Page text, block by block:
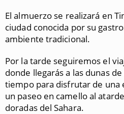
El almuerzo se realizará en
ciudad conocida por su
ambiente tradicional.
Por la tarde seguiremos el
donde llegarás a las dunas
tiempo para disfrutar de una
un paseo en camello al
doradas del Sahara.